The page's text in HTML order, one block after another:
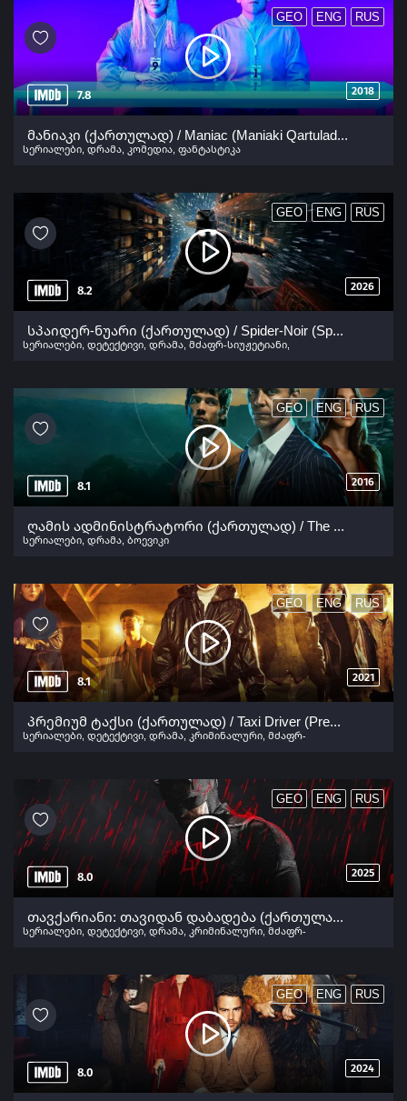
7.8 2018
GEO ENG RUS
მანიაკი (ქართულად) / Maniac (Maniaki Qartulad) ქართულად 2018
სერიალები დრამა კომედია ფანტასტიკა
8.2 2026
GEO ENG RUS
სპაიდერ-ნუარი (ქართულად) / Spider-Noir (Spaider-Nuari Qartulad) ქართულად 2026
სერიალები დეტექტივი ,დრამა,მძაფრ-სიუჟეტიანი
სათავგადასავლო,ფანტასტიკა მისტიკა
8.1 2016
GEO ENG RUS
ღამის ადმინისტრატორი (ქართულად) / The Night Manager (Gamis Administratori Qartulad) ქართულად 2016
სერიალები დრამა ბოევიკი
8.1 2021
GEO ENG RUS
პრემიუმ ტაქსი (ქართულად) / Taxi Driver (Premium Taqsi Qartulad) ქართულად 2021
სერიალები დეტექტივი,დრამა, კრიმინალური მძაფრ-
სიუჟეტიანი
8.0 2025
GEO ENG RUS
თავქარიანი: თავიდან დაბადება (ქართულად) / Daredevil: Born Again (Tavqariani: Tavidan Dabadeba Qartulad) ქართულად 2025
სერიალები დეტექტივი, დრამა კრიმინალური ,მძაფრ-
სიუჟეტიანი , ფანტასტიკა
8.0 2024
GEO ENG RUS